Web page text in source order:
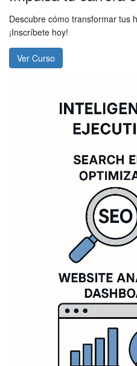
Descubre cómo transformar tus
¡Inscríbete hoy!
Ver Curso